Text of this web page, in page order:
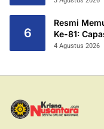
6
Resmi
Ke-81:
Garuda
4 Agustus 2026